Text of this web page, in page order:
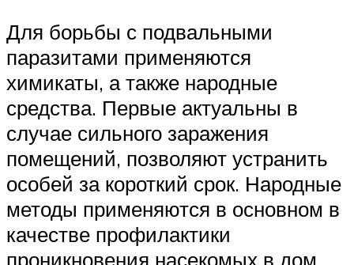
Для борьбы с подвальными
паразитами применяются
химикаты, а также народные
средства. Первые актуальны в
случае сильного заражения
помещений, позволяют устранить
особей за короткий срок. Народные
методы применяются в основном в
качестве профилактики
проникновения насекомых в дом,